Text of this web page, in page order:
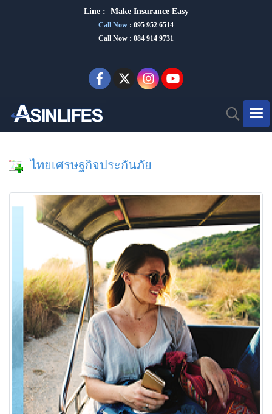
Line : Make Insurance Easy
Call Now : 095 952 6514
Call Now : 084 914 9731
ไทยเศรษฐกิจประกันภัย